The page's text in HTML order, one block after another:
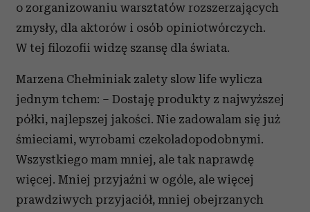
o zorganizowaniu warsztatów rozszerzających
zmysły, dla aktorów i osób opiniotwórczych.
W tej filozofii widzę szansę dla świata.
Marzena Chełminiak zalety slow life wylicza
jednym tchem: – Dostaję produkty z najwyższej
półki, najlepszej jakości. Nie zadowalam się już
śmieciami, wyrobami czekoladopodobnymi.
Wszystkiego mam mniej, ale tak naprawdę
więcej. Mniej przyjaźni w ogóle, ale więcej
prawdziwych przyjaciół, mniej obejrzanych